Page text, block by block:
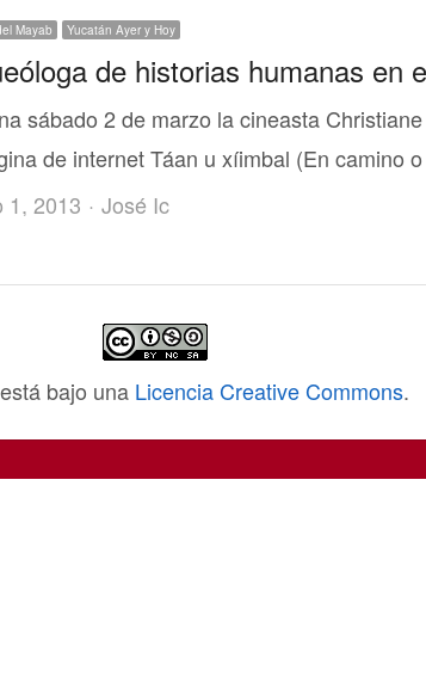
Mayab Yucatán Ayer y Hoy
de historias humanas en
sábado 2 de marzo la cineasta
de internet Táan u xíimbal (En camino
1, 2013
Author
José Ic
bajo una Licencia Creative Commons.